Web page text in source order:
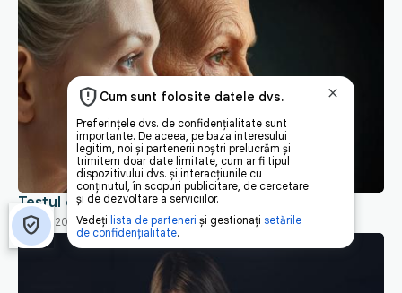
Testul care îți dezvăluie vârsta biologică
04 apr 2026, 19:00